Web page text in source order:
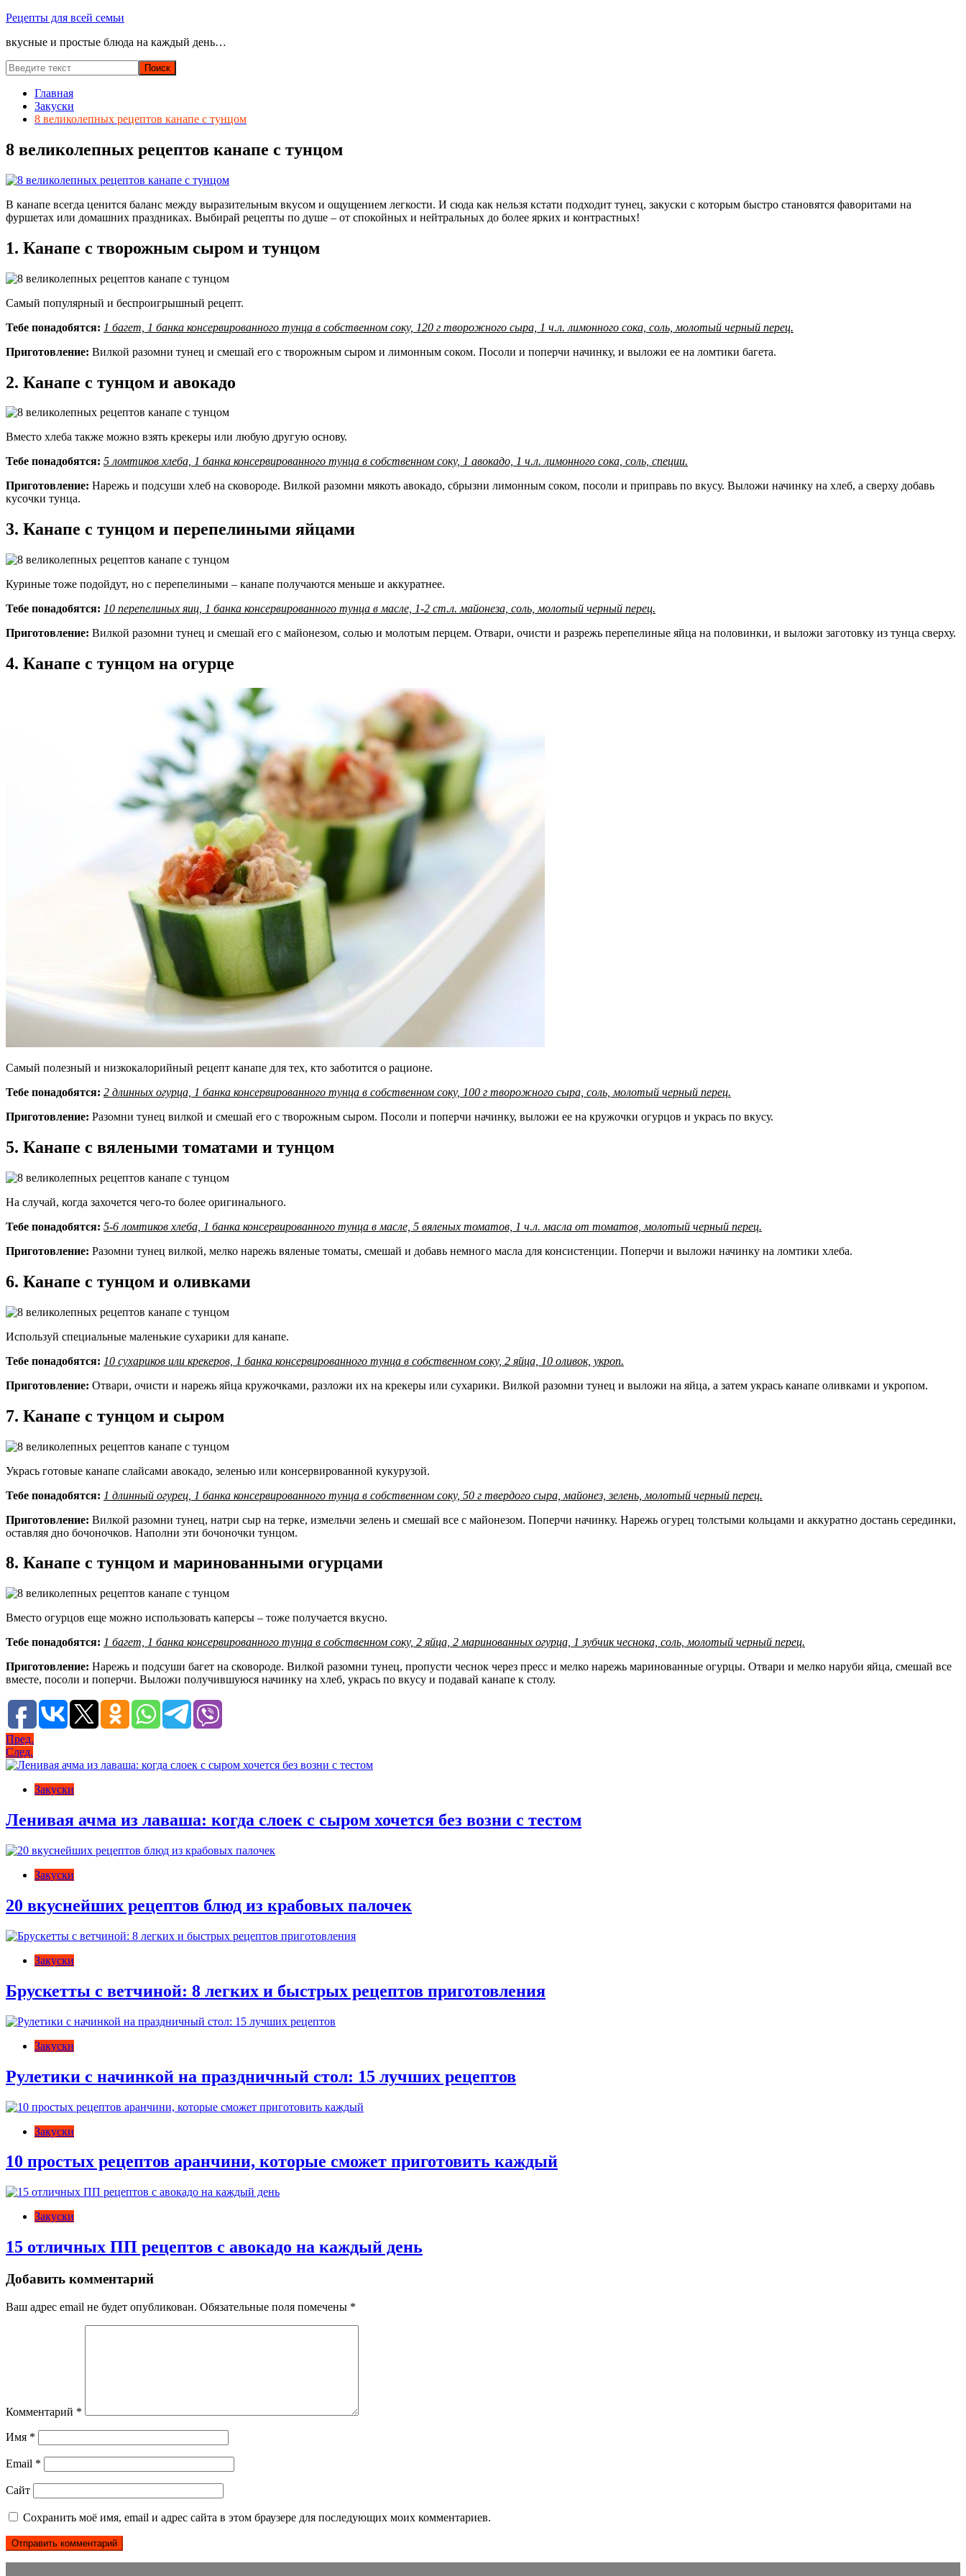
Перейти
содержимому
Рецепты для всей семьи
вкусные и простые блюда на каждый день…
Главная
Закуски
8 великолепных рецептов канапе с тунцом
8 великолепных рецептов канапе с тунцом
В канапе всегда ценится баланс между выразительным вкусом и ощущением легкости. И сюда как нельзя кстати подходит тунец, закуски с которым быстро становятся фаворитами на
фуршетах или домашних праздниках. Выбирай рецепты по душе – от спокойных и нейтральных до более ярких и контрастных!
1. Канапе с творожным сыром и тунцом
Самый популярный и беспроигрышный рецепт.
Тебе понадобятся: 1 багет, 1 банка консервированного тунца в собственном соку, 120 г творожного сыра, 1 ч.л. лимонного сока, соль, молотый черный перец.
Приготовление: Вилкой разомни тунец и смешай его с творожным сыром и лимонным соком. Посоли и поперчи начинку, и выложи ее на ломтики багета.
2. Канапе с тунцом и авокадо
Вместо хлеба также можно взять крекеры или любую другую основу.
Тебе понадобятся: 5 ломтиков хлеба, 1 банка консервированного тунца в собственном соку, 1 авокадо, 1 ч.л. лимонного сока, соль, специи.
Приготовление: Нарежь и подсуши хлеб на сковороде. Вилкой разомни мякоть авокадо, сбрызни лимонным соком, посоли и приправь по вкусу. Выложи начинку на хлеб, а сверху добавь
кусочки тунца.
3. Канапе с тунцом и перепелиными яйцами
Куриные тоже подойдут, но с перепелиными – канапе получаются меньше и аккуратнее.
Тебе понадобятся: 10 перепелиных яиц, 1 банка консервированного тунца в масле, 1-2 ст.л. майонеза, соль, молотый черный перец.
Приготовление: Вилкой разомни тунец и смешай его с майонезом, солью и молотым перцем. Отвари, очисти и разрежь перепелиные яйца на половинки, и выложи заготовку из тунца сверху.
4. Канапе с тунцом на огурце
Самый полезный и низкокалорийный рецепт канапе для тех, кто заботится о рационе.
Тебе понадобятся: 2 длинных огурца, 1 банка консервированного тунца в собственном соку, 100 г творожного сыра, соль, молотый черный перец.
Приготовление: Разомни тунец вилкой и смешай его с творожным сыром. Посоли и поперчи начинку, выложи ее на кружочки огурцов и укрась по вкусу.
5. Канапе с вялеными томатами и тунцом
На случай, когда захочется чего-то более оригинального.
Тебе понадобятся: 5-6 ломтиков хлеба, 1 банка консервированного тунца в масле, 5 вяленых томатов, 1 ч.л. масла от томатов, молотый черный перец.
Приготовление: Разомни тунец вилкой, мелко нарежь вяленые томаты, смешай и добавь немного масла для консистенции. Поперчи и выложи начинку на ломтики хлеба.
6. Канапе с тунцом и оливками
Используй специальные маленькие сухарики для канапе.
Тебе понадобятся: 10 сухариков или крекеров, 1 банка консервированного тунца в собственном соку, 2 яйца, 10 оливок, укроп.
Приготовление: Отвари, очисти и нарежь яйца кружочками, разложи их на крекеры или сухарики. Вилкой разомни тунец и выложи на яйца, а затем укрась канапе оливками и укропом.
7. Канапе с тунцом и сыром
Укрась готовые канапе слайсами авокадо, зеленью или консервированной кукурузой.
Тебе понадобятся: 1 длинный огурец, 1 банка консервированного тунца в собственном соку, 50 г твердого сыра, майонез, зелень, молотый черный перец.
Приготовление: Вилкой разомни тунец, натри сыр на терке, измельчи зелень и смешай все с майонезом. Поперчи начинку. Нарежь огурец толстыми кольцами и аккуратно достань серединки,
оставляя дно бочоночков. Наполни эти бочоночки тунцом.
8. Канапе с тунцом и маринованными огурцами
Вместо огурцов еще можно использовать каперсы – тоже получается вкусно.
Тебе понадобятся: 1 багет, 1 банка консервированного тунца в собственном соку, 2 яйца, 2 маринованных огурца, 1 зубчик чеснока, соль, молотый черный перец.
Приготовление: Нарежь и подсуши багет на сковороде. Вилкой разомни тунец, пропусти чеснок через пресс и мелко нарежь маринованные огурцы. Отвари и мелко наруби яйца, смешай все
вместе, посоли и поперчи. Выложи получившуюся начинку на хлеб, укрась по вкусу и подавай канапе к столу.
Навигация
по
записям
Пред.
След.
Закуски
Ленивая ачма из лаваша: когда слоек с сыром хочется без возни с тестом
Закуски
20 вкуснейших рецептов блюд из крабовых палочек
Закуски
Брускетты с ветчиной: 8 легких и быстрых рецептов приготовления
Закуски
Рулетики с начинкой на праздничный стол: 15 лучших рецептов
Закуски
10 простых рецептов аранчини, которые сможет приготовить каждый
Закуски
15 отличных ПП рецептов с авокадо на каждый день
Добавить комментарий
Ваш адрес email не будет опубликован. Обязательные поля помечены *
Комментарий *
Имя *
Email *
Сайт
Сохранить моё имя, email и адрес сайта в этом браузере для последующих моих комментариев.